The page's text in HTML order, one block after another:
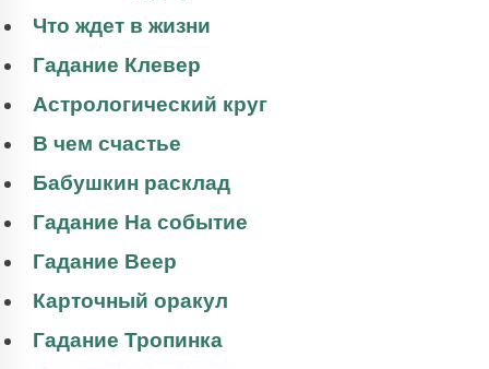
Что ждет в жизни
Гадание Клевер
Астрологический круг
В чем счастье
Бабушкин расклад
Гадание На событие
Гадание Веер
Карточный оракул
Гадание Тропинка